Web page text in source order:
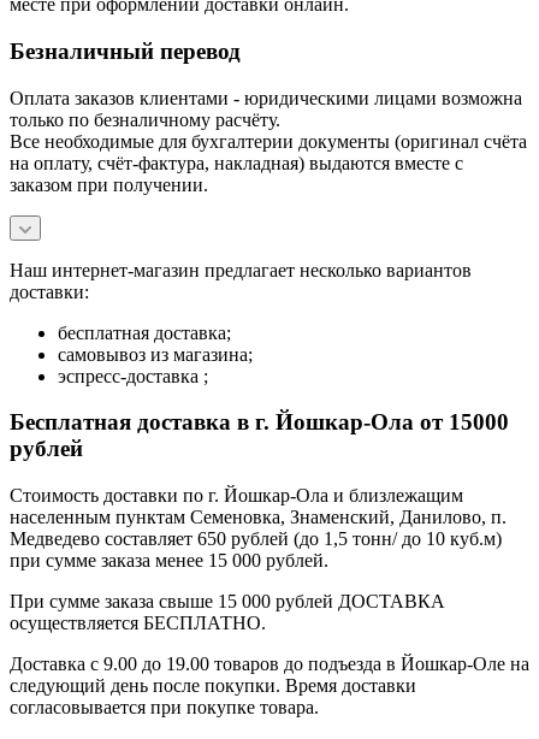
месте при оформлении доставки онлайн.
Безналичный перевод
Оплата заказов клиентами - юридическими лицами возможна
только по безналичному расчёту.
Все необходимые для бухгалтерии документы (оригинал счёта
на оплату, счёт-фактура, накладная) выдаются вместе с
заказом при получении.
Наш интернет-магазин предлагает несколько вариантов
доставки:
бесплатная доставка;
самовывоз из магазина;
эспресс-доставка ;
Бесплатная доставка в г. Йошкар-Ола от 15000
рублей
Стоимость доставки по г. Йошкар-Ола и близлежащим
населенным пунктам Семеновка, Знаменский, Данилово, п.
Медведево составляет 650 рублей (до 1,5 тонн/ до 10 куб.м)
при сумме заказа менее 15 000 рублей.
При сумме заказа свыше 15 000 рублей ДОСТАВКА
осуществляется БЕСПЛАТНО.
Доставка с 9.00 до 19.00 товаров до подъезда в Йошкар-Оле на
следующий день после покупки. Время доставки
согласовывается при покупке товара.